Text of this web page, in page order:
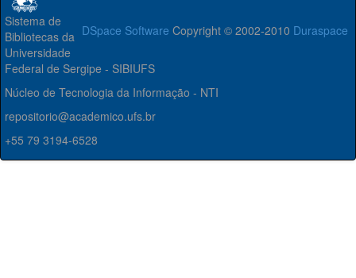
DSpace Software Copyright © 2002-2010 Duraspace
Sistema de
Bibliotecas da
Universidade
Federal de Sergipe - SIBIUFS
Núcleo de Tecnologia da Informação - NTI
repositorio@academico.ufs.br
+55 79 3194-6528